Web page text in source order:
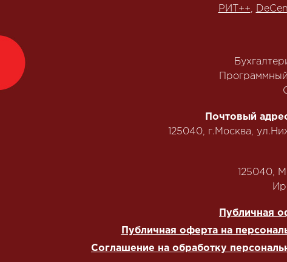
РИТ++,
Почтовый
125040, г.Москва,
125040,
Публичная
Публичная оферта на
Соглашение на обработку